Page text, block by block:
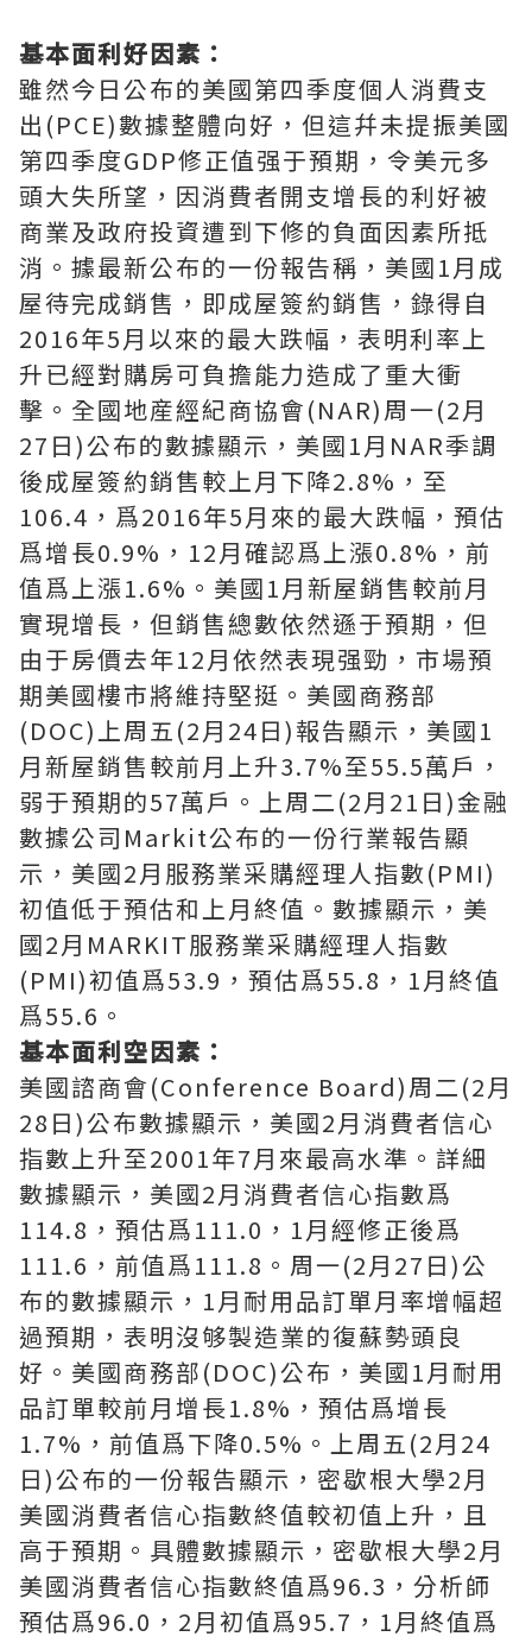
基本面利好因素：
雖然今日公布的美國第四季度個人消費支
出(PCE)數據整體向好，但這幷未提振美國
第四季度GDP修正值强于預期，令美元多
頭大失所望，因消費者開支增長的利好被
商業及政府投資遭到下修的負面因素所抵
消。據最新公布的一份報告稱，美國1月成
屋待完成銷售，即成屋簽約銷售，錄得自
2016年5月以來的最大跌幅，表明利率上
升已經對購房可負擔能力造成了重大衝
擊。全國地産經紀商協會(NAR)周一(2月
27日)公布的數據顯示，美國1月NAR季調
後成屋簽約銷售較上月下降2.8%，至
106.4，爲2016年5月來的最大跌幅，預估
爲增長0.9%，12月確認爲上漲0.8%，前
值爲上漲1.6%。美國1月新屋銷售較前月
實現增長，但銷售總數依然遜于預期，但
由于房價去年12月依然表現强勁，市場預
期美國樓市將維持堅挺。美國商務部
(DOC)上周五(2月24日)報告顯示，美國1
月新屋銷售較前月上升3.7%至55.5萬戶，
弱于預期的57萬戶。上周二(2月21日)金融
數據公司Markit公布的一份行業報告顯
示，美國2月服務業采購經理人指數(PMI)
初值低于預估和上月終值。數據顯示，美
國2月MARKIT服務業采購經理人指數
(PMI)初值爲53.9，預估爲55.8，1月終值
爲55.6。
基本面利空因素：
美國諮商會(Conference Board)周二(2月
28日)公布數據顯示，美國2月消費者信心
指數上升至2001年7月來最高水準。詳細
數據顯示，美國2月消費者信心指數爲
114.8，預估爲111.0，1月經修正後爲
111.6，前值爲111.8。周一(2月27日)公
布的數據顯示，1月耐用品訂單月率增幅超
過預期，表明沒够製造業的復蘇勢頭良
好。美國商務部(DOC)公布，美國1月耐用
品訂單較前月增長1.8%，預估爲增長
1.7%，前值爲下降0.5%。上周五(2月24
日)公布的一份報告顯示，密歇根大學2月
美國消費者信心指數終值較初值上升，且
高于預期。具體數據顯示，密歇根大學2月
美國消費者信心指數終值爲96.3，分析師
預估爲96.0，2月初值爲95.7，1月終值爲